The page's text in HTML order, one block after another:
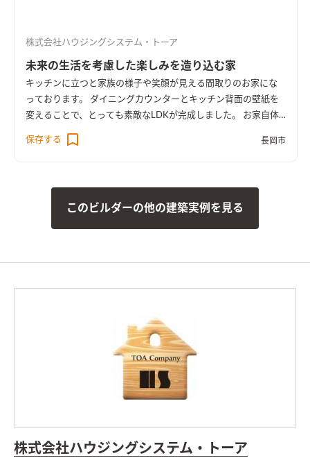
株式会社ハウジングシステム・トーア
未来の生活を考慮した楽しみを造り込む家
キッチンに立つと家族の様子や笑顔が見える間取りのお家にな
っております。 ダイニングカウンターとキッチン背面の壁紙を
変えることで、とっても素敵なLDKが完成しました。 お家自体
は完成しましたが、これからお施主様自ら色々と造りこまれる
ということで、ある意味未完成でもあり、これからの完成が楽し
保存する 長岡市
このビルダーの他の建築実例を見る
株式会社ハウジングシステム・トーア